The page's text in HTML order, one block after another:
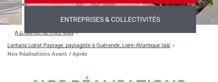
ENTREPRISES & COLLECTIVITÉS
A proximité de chez vous
Lantana Loirat Paysage, paysagiste à Guérande, Loire-Atlantique (44)
Nos Réalisations Avant / Après